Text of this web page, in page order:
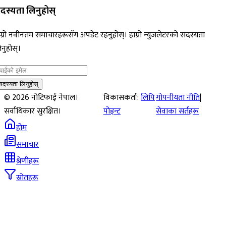
लिनुहोस्
नवीनतम समाचारहरूसँग अपडेट रहनुहोस्। हाम्रो न्युजलेटरको सदस्यता
लिनुहोस्
©2026नोटिफाई नेपाल।
सर्वाधिकार सुरक्षित।
विकासकर्ता:लिपि
पोइन्ट
गोपनीयता नीति|
सेवाका सर्तहरू
होम
समाचार
श्रेणीहरू
स्रोतहरू